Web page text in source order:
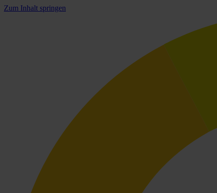
Zum Inhalt springen